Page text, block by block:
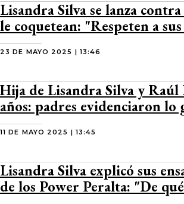
Lisandra Silva se lanza
le coquetean: "Respeten a
23 DE MAYO 2025 | 13:46
Hija de Lisandra Silva y
años: padres evidenciaron lo
11 DE MAYO 2025 | 13:45
Lisandra Silva explicó sus
de los Power Peralta: "De